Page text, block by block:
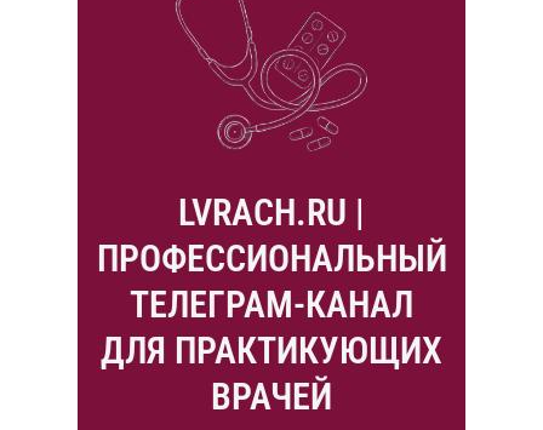
LVRACH.RU |
ПРОФЕССИОНАЛЬНЫЙ
ТЕЛЕГРАМ-КАНАЛ
ДЛЯ ПРАКТИКУЮЩИХ
ВРАЧЕЙ